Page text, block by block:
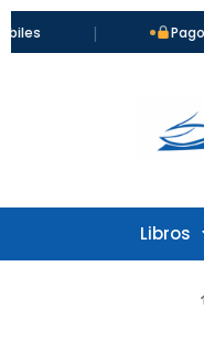
| Pago 100%
Libros